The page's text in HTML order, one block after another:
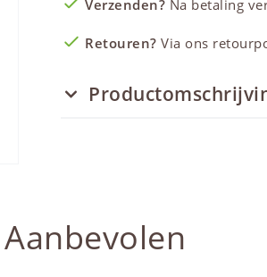
Verzenden? Na betaling
Retouren? Via ons
Aanbevolen